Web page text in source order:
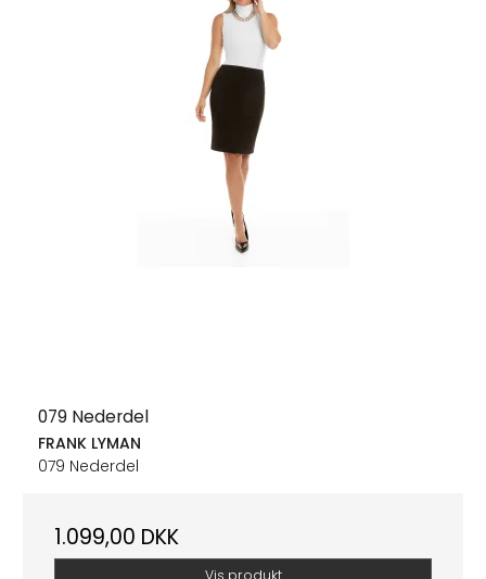
079 Nederdel
FRANK LYMAN
079 Nederdel
1.099,00 DKK
Vis produkt